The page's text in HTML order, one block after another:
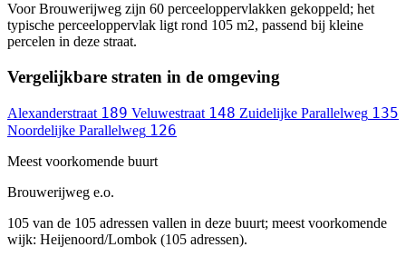
Voor Brouwerijweg zijn 60 perceeloppervlakken gekoppeld; het
typische perceeloppervlak ligt rond 105 m2, passend bij kleine
percelen in deze straat.
Vergelijkbare straten in de omgeving
Alexanderstraat 189 Veluwestraat 148 Zuidelijke Parallelweg 135
Noordelijke Parallelweg 126
Meest voorkomende buurt
Brouwerijweg e.o.
105 van de 105 adressen vallen in deze buurt; meest voorkomende
wijk: Heijenoord/Lombok (105 adressen).